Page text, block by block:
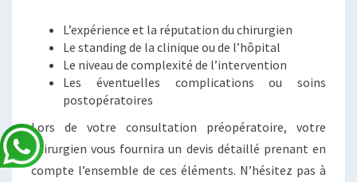
L’expérience et la réputation du chirurgien
Le standing de la clinique ou de l’hôpital
Le niveau de complexité de l’intervention
Les éventuelles complications ou soins
postopératoires
Lors de votre consultation préopératoire, votre
chirurgien vous fournira un devis détaillé prenant en
compte l’ensemble de ces éléments. N’hésitez pas à